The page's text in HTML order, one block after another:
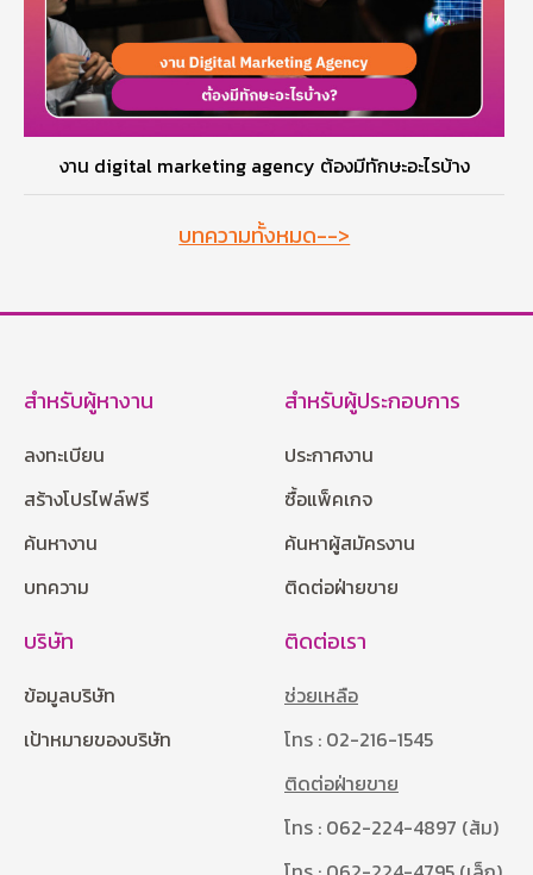
งาน digital marketing agency ต้องมีทักษะอะไรบ้าง
บทความทั้งหมด-->
สำหรับผู้หางาน
ลงทะเบียน
สร้างโปรไฟล์ฟรี
ค้นหางาน
บทความ
สำหรับผู้ประกอบการ
ประกาศงาน
ซื้อแพ็คเกจ
ค้นหาผู้สมัครงาน
ติดต่อฝ่ายขาย
บริษัท
ข้อมูลบริษัท
เป้าหมายของบริษัท
ติดต่อเรา
ช่วยเหลือ
โทร : 02-216-1545
ติดต่อฝ่ายขาย
โทร : 062-224-4897 (ส้ม)